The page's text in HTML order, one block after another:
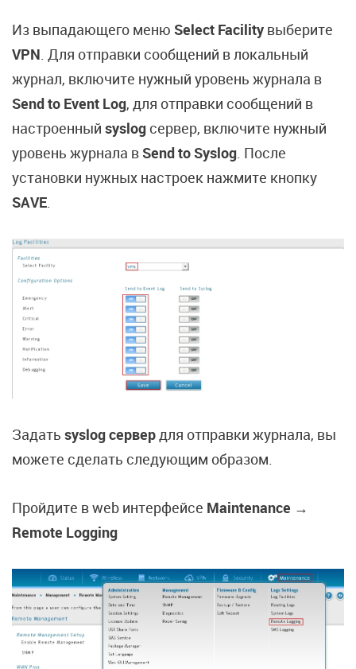
Из выпадающего меню Select Facility выберите
VPN. Для отправки сообщений в локальный
журнал, включите нужный уровень журнала в
Send to Event Log, для отправки сообщений в
настроенный syslog сервер, включите нужный
уровень журнала вSend to Syslog. После
установки нужных настроек нажмите кнопку
SAVE.
Задать syslog сервер для отправки журнала, вы
можете сделать следующим образом.
Пройдите в web интерфейсе Maintenance →
Remote Logging